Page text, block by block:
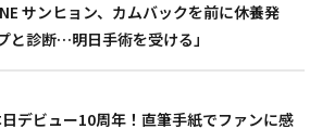
サンヒョン、カムバックを前に休養発
と診断…明日手術を受ける」
デビュー10周年！直筆手紙でファンに感